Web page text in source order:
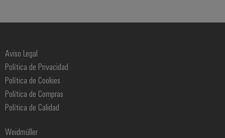
Aviso Legal
Política de Privacidad
Política de Cookies
Política de Compras
Política de Calidad
Weidmüller